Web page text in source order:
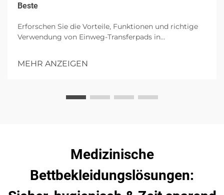
Beste
Erforschen Sie die Vorteile, Funktionen und richtige
Verwendung von Einweg-Transferpads in
hochgradiger Absorption eingegangen wird.
MEHR ANZEIGEN
Medizinische
Bettbekleidungslösungen: